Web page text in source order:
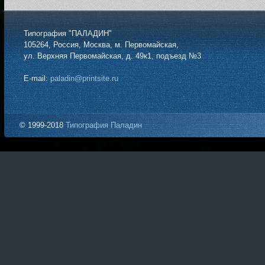
Типография "ПАЛАДИН"
105264, Россия, Москва, м. Первомайская,
ул. Верхняя Первомайская, д. 49к1, подъезд №3
E-mail:paladin@printsite.ru
© 1999-2018Типография Паладин